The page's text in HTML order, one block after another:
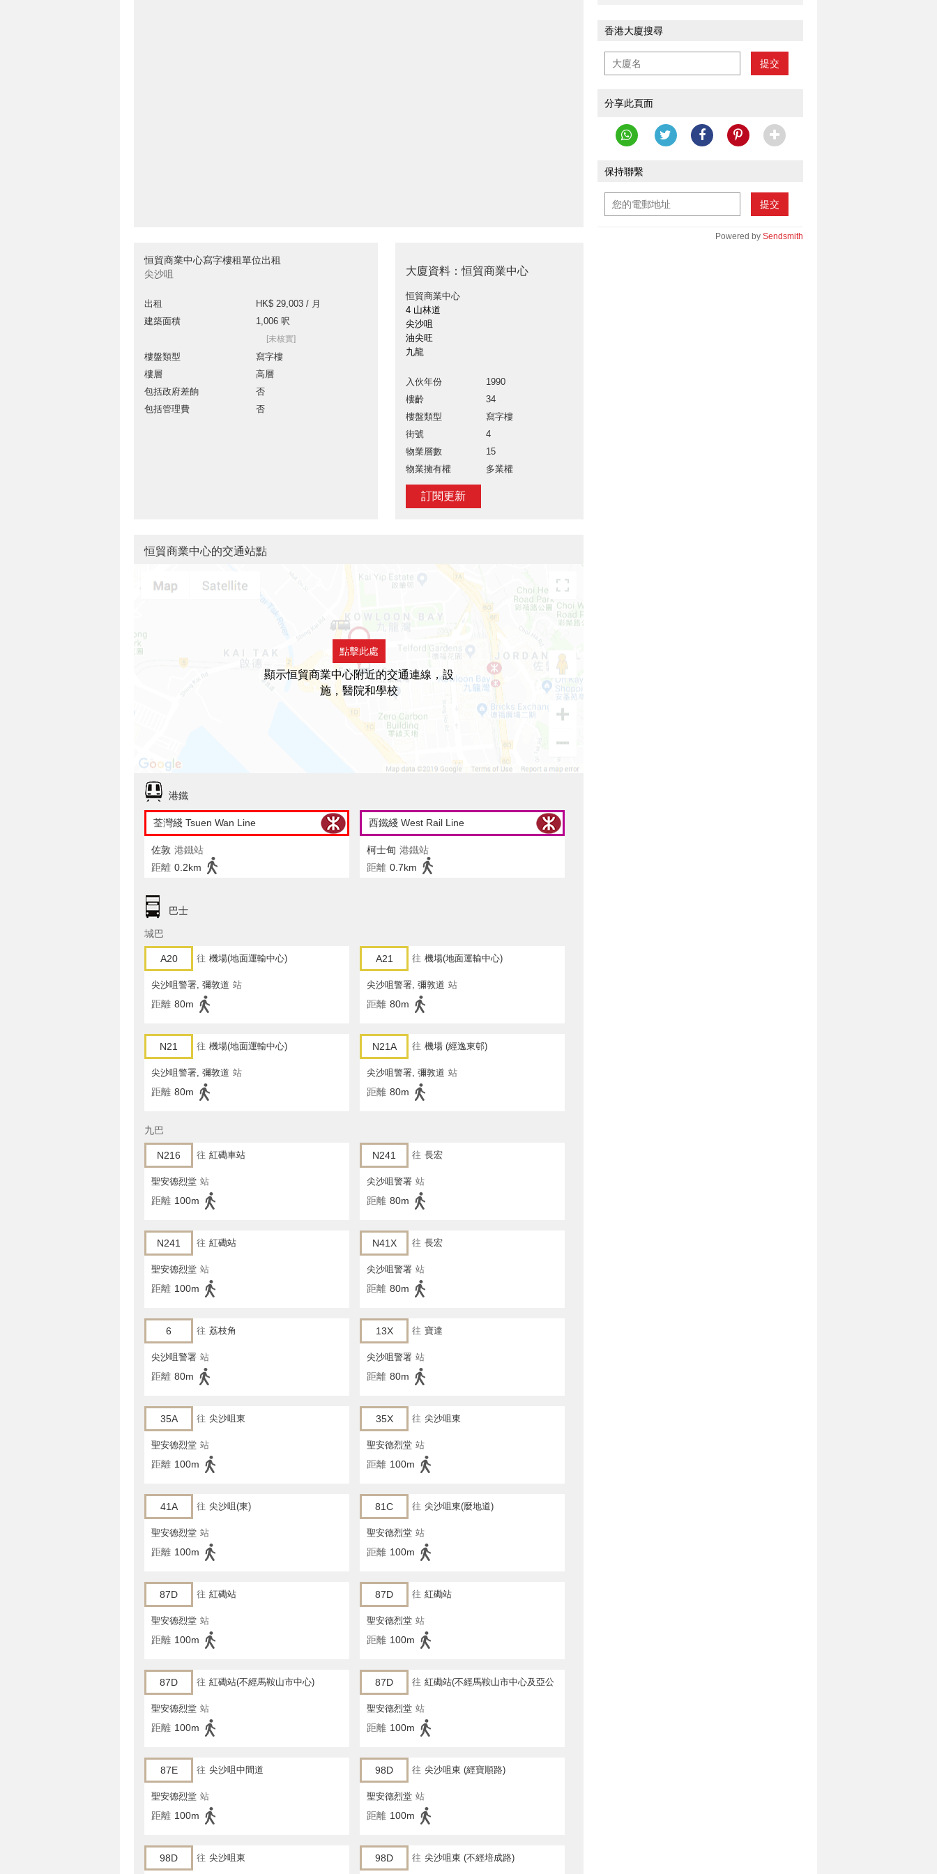
恒貿商業中心寫字樓租單位出租
尖沙咀
出租
HK$ 29,003 / 月
建築面積
1,006 呎
[未核實]
樓盤類型
寫字樓
樓層
高層
包括政府差餉
否
包括管理費
否
大廈資料：恒貿商業中心
恒貿商業中心
4 山林道
尖沙咀
油尖旺
九龍
入伙年份
1990
樓齡
34
樓盤類型
寫字樓
街號
4
物業層數
15
物業擁有權
多業權
訂閱更新
香港大廈搜尋
提交
分享此頁面
保持聯繫
提交
Powered by Sendsmith
恒貿商業中心的交通站點
點擊此處
顯示恒貿商業中心附近的交通連線，設
施，醫院和學校
港鐵
荃灣綫 Tsuen Wan Line
佐敦 港鐵站
距離 0.2km
西鐵綫 West Rail Line
柯士甸 港鐵站
距離 0.7km
巴士
城巴
A20 往 機場(地面運輸中心)
尖沙咀警署, 彌敦道 站
距離 80m
A21 往 機場(地面運輸中心)
尖沙咀警署, 彌敦道 站
距離 80m
N21 往 機場(地面運輸中心)
尖沙咀警署, 彌敦道 站
距離 80m
N21A 往 機場 (經逸東邨)
尖沙咀警署, 彌敦道 站
距離 80m
九巴
N216 往 紅磡車站
聖安德烈堂 站
距離 100m
N241 往 長宏
尖沙咀警署 站
距離 80m
N241 往 紅磡站
聖安德烈堂 站
距離 100m
N41X 往 長宏
尖沙咀警署 站
距離 80m
6 往 荔枝角
尖沙咀警署 站
距離 80m
13X 往 寶達
尖沙咀警署 站
距離 80m
35A 往 尖沙咀東
聖安德烈堂 站
距離 100m
35X 往 尖沙咀東
聖安德烈堂 站
距離 100m
41A 往 尖沙咀(東)
聖安德烈堂 站
距離 100m
81C 往 尖沙咀東(麼地道)
聖安德烈堂 站
距離 100m
87D 往 紅磡站
聖安德烈堂 站
距離 100m
87D 往 紅磡站
聖安德烈堂 站
距離 100m
87D 往 紅磡站(不經馬鞍山市中心)
聖安德烈堂 站
距離 100m
87D 往 紅磡站(不經馬鞍山市中心及亞公
角街)
聖安德烈堂 站
距離 100m
87E 往 尖沙咀中間道
聖安德烈堂 站
距離 100m
98D 往 尖沙咀東 (經寶順路)
聖安德烈堂 站
距離 100m
98D 往 尖沙咀東 98D 往 尖沙咀東 (不經培成路)